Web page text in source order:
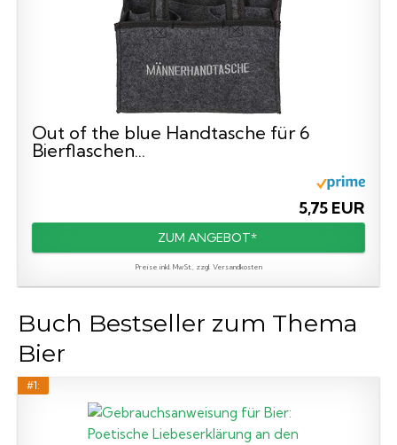
Out of the blue Handtasche für 6
Bierflaschen...
5,75 EUR
ZUM ANGEBOT*
Preise inkl. MwSt., zzgl. Versandkosten
Buch Bestseller zum Thema
Bier
#1: